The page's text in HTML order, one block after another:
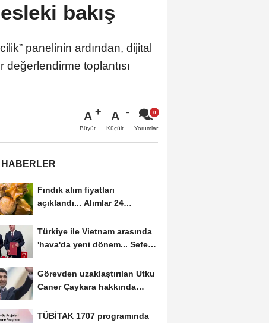
bakış
panelinin ardından, dijital
toplantısı
A
Büyüt
A
Küçült Yorumlar
HABERLER
Fındık alım fiyatları
açıklandı... Alımlar 24
Türkiye ile Vietnam arasında
'hava'da yeni dönem... Sefer
Görevden uzaklaştırılan Utku
Caner Çaykara hakkında
TÜBİTAK 1707 programında